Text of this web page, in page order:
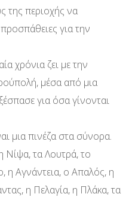
της περιοχής να
για την
χρόνια ζει με την
μέσα από μια
για όσα γίνονται
μια πινέζα στα σύνορα.
Νίψα, τα Λουτρά, το
η Αγνάντεια, ο Απαλός, η
η Πελαγία, η Πλάκα, τα